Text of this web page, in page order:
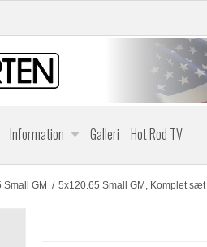
Information Galleri Hot Rod TV
Small GM / 5x120.65 Small GM, Komplet sæt